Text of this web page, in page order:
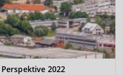
2022